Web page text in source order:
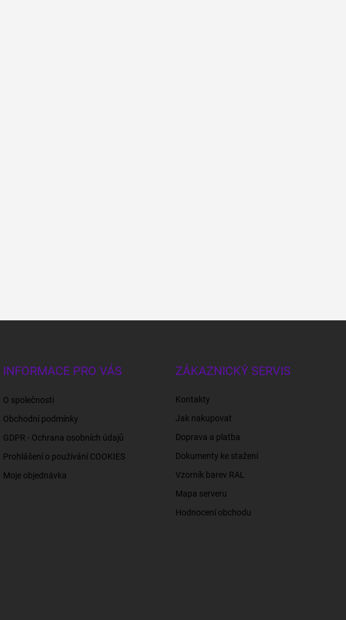
INFORMACE PRO VÁS
O společnosti
Obchodní podmínky
GDPR - Ochrana osobních údajů
Prohlášení o používání COOKIES
Moje objednávka
ZÁKAZNICKÝ SERVIS
Kontakty
Jak nakupovat
Doprava a platba
Dokumenty ke stažení
Vzorník barev RAL
Mapa serveru
Hodnocení obchodu